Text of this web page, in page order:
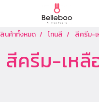
สินค้าทั้งหมด โทนสี สีครีม-
สีครีม-เหลื